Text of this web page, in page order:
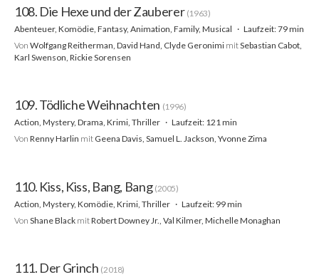
108. Die Hexe und der Zauberer (1963)
Abenteuer, Komödie, Fantasy, Animation, Family, Musical
Laufzeit: 79 min
Von Wolfgang Reitherman, David Hand, Clyde Geronimi mitSebastian Cabot,
Karl Swenson, Rickie Sorensen
109. Tödliche Weihnachten (1996)
Action, Mystery, Drama, Krimi, Thriller
Laufzeit: 121 min
Von Renny Harlin mit Geena Davis, Samuel L. Jackson, Yvonne Zima
110. Kiss, Kiss, Bang, Bang (2005)
Action, Mystery, Komödie, Krimi, Thriller
Laufzeit: 99 min
Von Shane Black mitRobert Downey Jr., Val Kilmer, Michelle Monaghan
111. Der Grinch (2018)